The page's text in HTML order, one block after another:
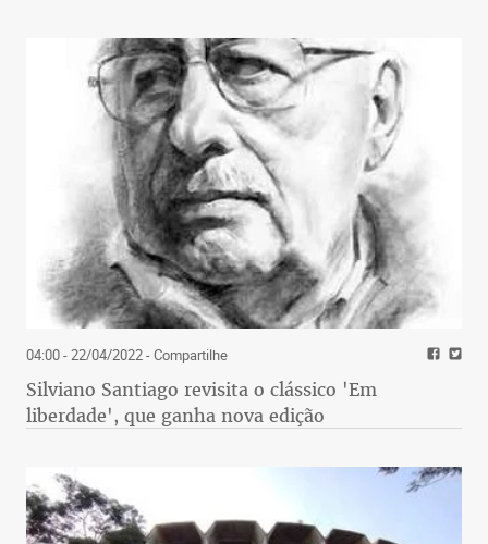
04:00 - 22/04/2022- Compartilhe
Silviano Santiago revisita o clássico 'Em
liberdade', que ganha nova edição